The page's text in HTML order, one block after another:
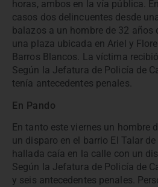
horas, ambos en la vía pública.
casos dos delincuentes desde
balazos a un hombre de 32 años
una plaza ubicada en Ariel y
Barros Blancos. La víctima
Según la Jefatura de Policía de
tenía antecedentes penales.
En Pando
En tanto este viernes un hombre
un disparo en el barrio El Talar
hallada caía en la calle con un
Según la Jefatura de Policía de
y seis antecedentes penales.